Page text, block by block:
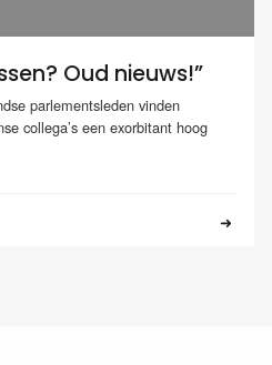
Oud nieuws!”
parlementsleden vinden
collega’s een exorbitant hoog